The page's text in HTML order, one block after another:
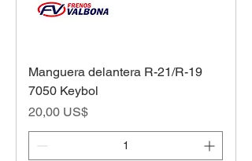
Manguera delantera R-21/R-19
7050 Keybol
Precio
20,00 US$